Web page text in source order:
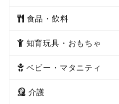
食品・飲料
知育玩具・おもちゃ
ベビー・マタニティ
介護